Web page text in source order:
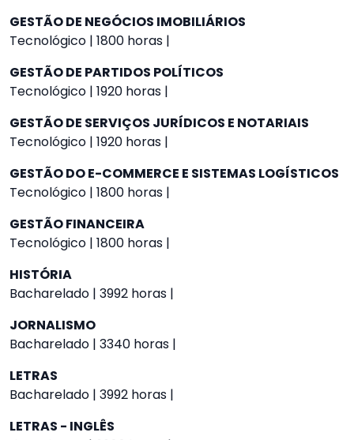
GESTÃO DE NEGÓCIOS IMOBILIÁRIOS
Tecnológico | 1800 horas |
GESTÃO DE PARTIDOS POLÍTICOS
Tecnológico | 1920 horas |
GESTÃO DE SERVIÇOS JURÍDICOS E NOTARIAIS
Tecnológico | 1920 horas |
GESTÃO DO E-COMMERCE E SISTEMAS LOGÍSTICOS
Tecnológico | 1800 horas |
GESTÃO FINANCEIRA
Tecnológico | 1800 horas |
HISTÓRIA
Bacharelado | 3992 horas |
JORNALISMO
Bacharelado | 3340 horas |
LETRAS
Bacharelado | 3992 horas |
LETRAS - INGLÊS